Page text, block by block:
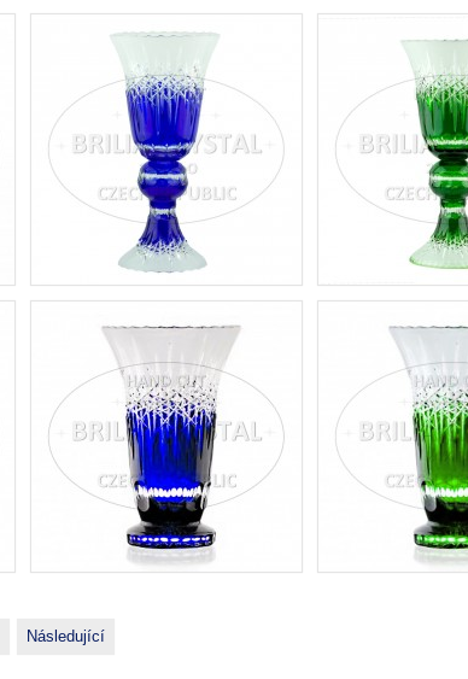
Následující